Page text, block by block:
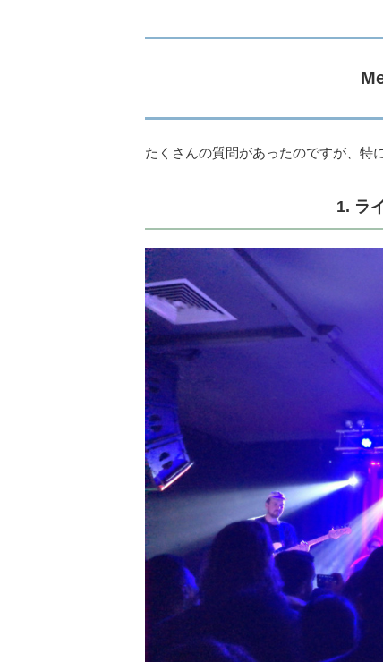
たくさんの質問があったのですが、特
1. ラ